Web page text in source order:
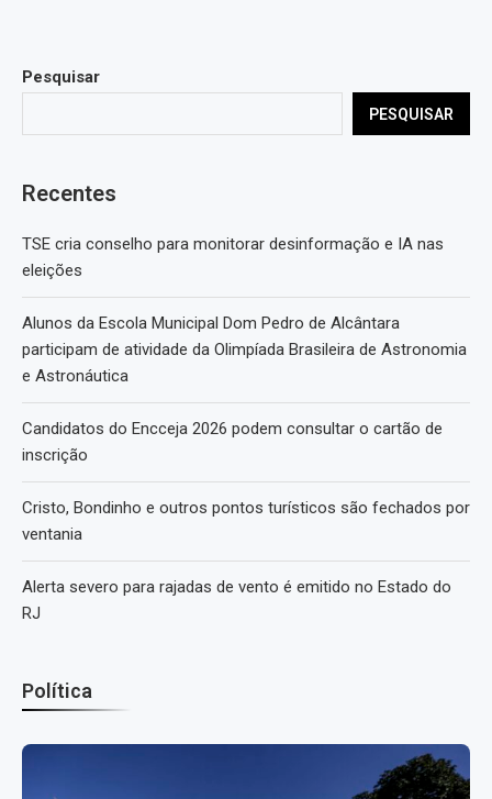
Pesquisar
PESQUISAR
Recentes
TSE cria conselho para monitorar desinformação e IA nas
eleições
Alunos da Escola Municipal Dom Pedro de Alcântara
participam de atividade da Olimpíada Brasileira de Astronomia
e Astronáutica
Candidatos do Encceja 2026 podem consultar o cartão de
inscrição
Cristo, Bondinho e outros pontos turísticos são fechados por
ventania
Alerta severo para rajadas de vento é emitido no Estado do
RJ
Política